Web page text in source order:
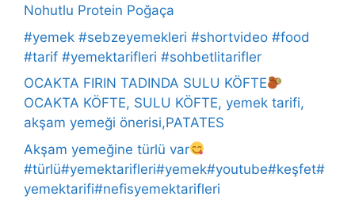
Nohutlu Protein Poğaça
#yemek #sebzeyemekleri #shortvideo #food
#tarif #yemektarifleri #sohbetlitarifler
OCAKTA FIRIN TADINDA SULU KÖFTE
OCAKTA KÖFTE, SULU KÖFTE, yemek tarifi,
akşam yemeği önerisi,PATATES
Akşam yemeğine türlü var
#türlü#yemektarifleri#yemek#youtube#keşfet#
yemektarifi#nefisyemektarifleri